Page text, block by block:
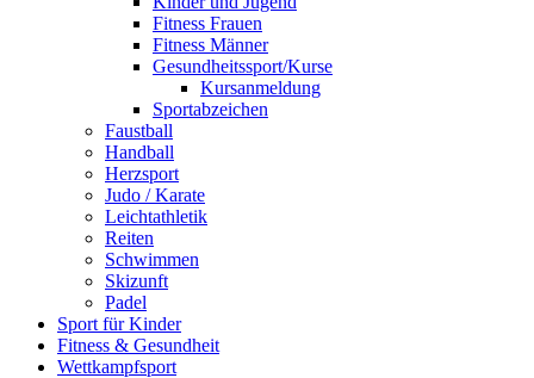
Fitness Frauen
Fitness Männer
Gesundheitssport/Kurse
Kursanmeldung
Sportabzeichen
Faustball
Handball
Herzsport
Judo / Karate
Leichtathletik
Reiten
Schwimmen
Skizunft
Padel
Sport für Kinder
Fitness & Gesundheit
Wettkampfsport